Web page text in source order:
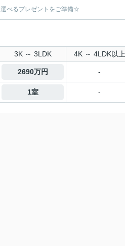
べるプレゼントをご準備☆
3K ～ 3LDK 4K ～ 4LDK以上
2690万円 -
1室 -